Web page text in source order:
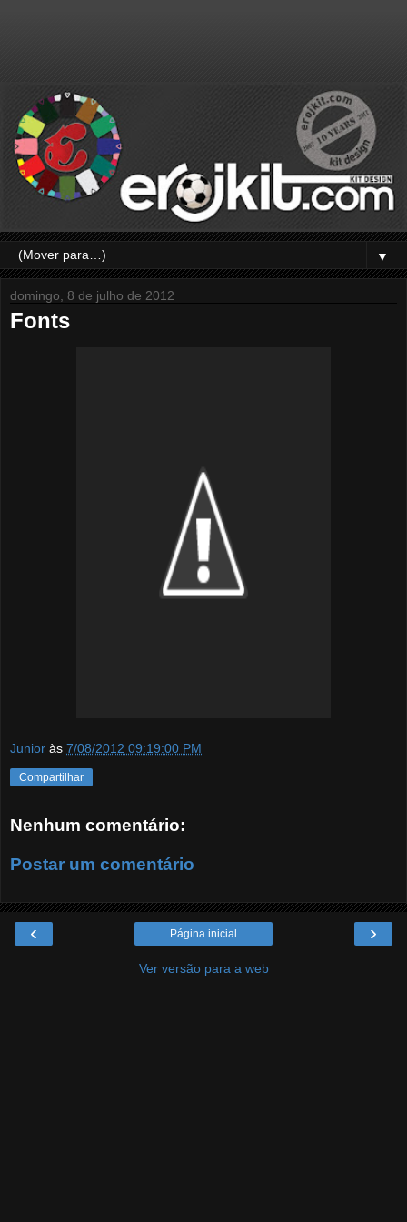
▼
domingo, 8 de julho de 2012
Fonts
Junior às 7/08/2012 09:19:00 PM
Compartilhar
Nenhum comentário:
Postar um comentário
‹ ›
Página inicial
Ver versão para a web